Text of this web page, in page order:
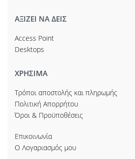
ΑΞΙΖΕΙ ΝΑ ΔΕΙΣ
Access Point
Desktops
ΧΡΗΣΙΜΑ
Τρόποι αποστολής και πληρωμής
Πολιτική Απορρήτου
Όροι & Προϋποθέσεις
Επικοινωνία
Ο Λογαριασμός μου